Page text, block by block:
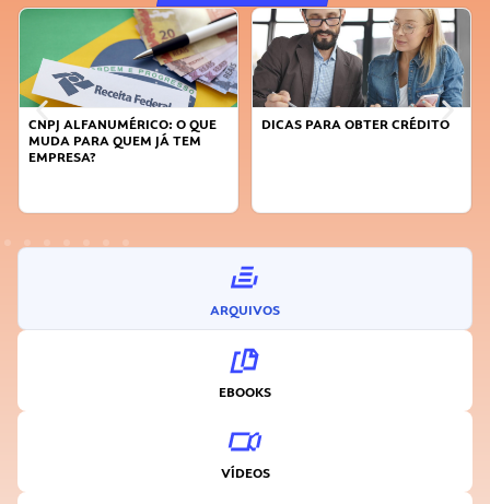
DICAS PARA OBTER CRÉDITO
FAÇA A DIFERENÇA: SEJA
ARQUIVOS
EBOOKS
VÍDEOS